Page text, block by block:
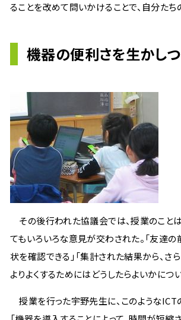
ることを改めて問いかけることで、自分たち
機器の便利さを生かし
その後行われた協議会では、授業のこと
てもいろいろな意見が交わされた。「友達
状を確認できる」「集計された結果から、さ
よりよくするためにはどうしたらよいかにつ
授業を行った宇野先生に、このようなICT